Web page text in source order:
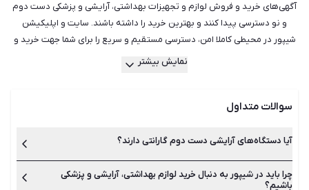
آگهی‌های خرید و فروش لوازم و تجهیزات بهداشتی، آرایشی و پزشکی دست دوم
و نو دسترسی پیدا کنند و بهترین خرید را داشته باشند. سایت و اپلیکیشن
شیپور در محیطی کاملا امن، دسترسی مستقیم و سریع را برای شما جهت خرید و
فروش هرگونه لوازم پزشکی و آرایشی فراهم می‌سازد. تفاوتی ندارد که قصد
خود، بدون هیچ‌گونه واسطه‌ای با خریدار ارتباط گرفته و معامله‌ای مطلوب را
هزاران آگهی روزانه در شیپور، بهترین گزینه را انتخاب و خریداری کنند. شیپور
نزدیک‌ترین آگهی‌ها را در نظر گرفته است تا خریداران بتوانند لیست آگهی‌ها را بر
نمایش بیشتر
سوالات متداول
آیا دستگاه‌های آرایشی دست دوم گارانتی دارند؟
معمولا اگر مدت زمان زیادی از خرید آن کالا گذشته باشد گارانتی ندارد.
اما شما می‌توانید به عنوان خریدار لوازم دست دوم از فروشنده تقاضا
چرا باید در شیپور به دنبال خرید لوازم بهداشتی، آرایشی و پزشکی
باشیم؟